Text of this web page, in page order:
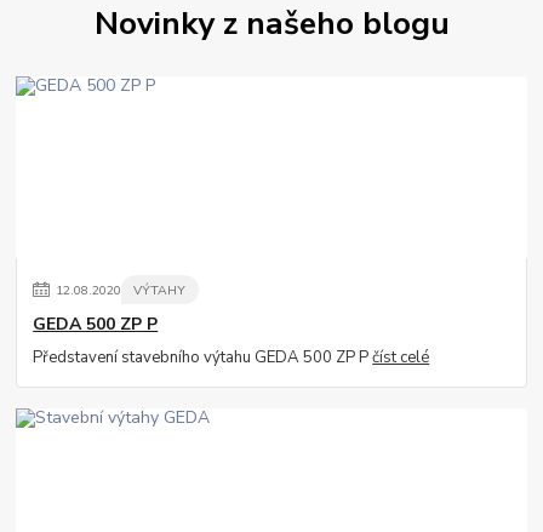
Novinky z našeho blogu
12.08.2020 VÝTAHY
GEDA 500 ZP P
Představení stavebního výtahu GEDA 500 ZP Pčíst celé